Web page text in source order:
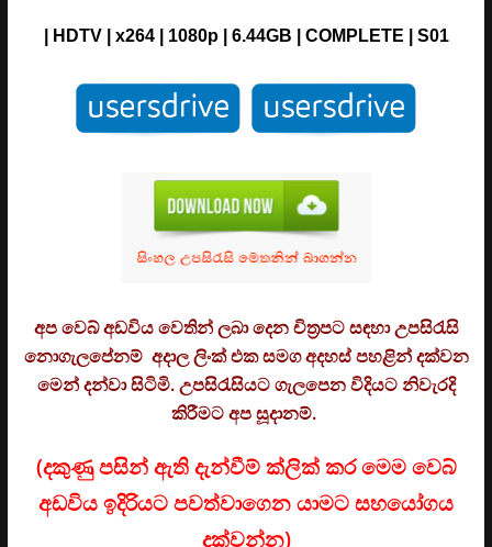
| HDTV | x264 | 1080p | 6.44GB | COMPLETE | S01
අප වෙබ් අඩවිය වෙතින් ලබා දෙන චිත්‍රපට සඳහා උපසිරැසි
නොගැලපේනම් අදාල ලිංක් එක සමග අදහස් පහළින් දක්වන
මෙන් දන්වා සිටිමි. උපසිරැසියට ගැලපෙන විදියට නිවැරදි
කිරීමට අප සූදානම්.
(දකුණු පසින් ඇති දැන්වීම් ක්ලික් කර මෙම වෙබ්
අඩවිය ඉදිරියට පවත්වාගෙන යාමට සහයෝගය
දක්වන්න)